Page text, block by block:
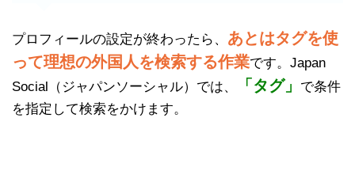
プロフィールの設定が終わったら、 あとはタグを使
って理想の外国人を検索する作業です。Japan
Social（ジャパンソーシャル）では、
「タグ」
で条件
を指定して検索をかけます。